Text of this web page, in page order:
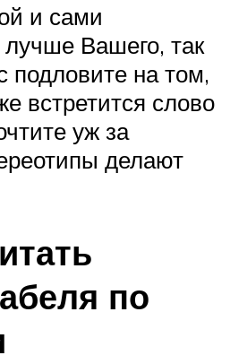
и сами
Вашего, так
подловите на том,
встретится слово
уж за
делают
по